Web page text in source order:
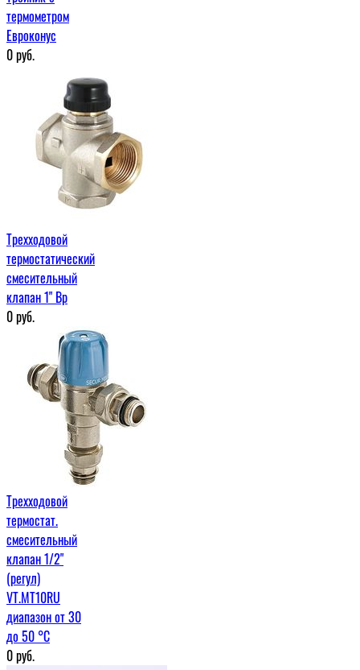
термометром
Евроконус
0руб.
Трехходовой
термостатический
смесительный
клапан 1" Вр
0руб.
Трехходовой
термостат.
смесительный
клапан 1/2"
(регул)
VT.MT10RU
диапазон от 30
до 50 °C
0руб.